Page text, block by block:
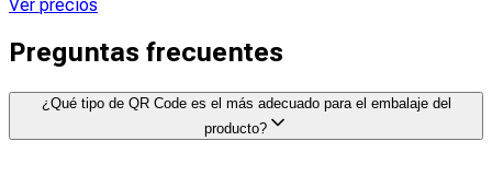
Ver precios
Preguntas frecuentes
¿Qué tipo de QR Code es el más adecuado para el embalaje del
producto?